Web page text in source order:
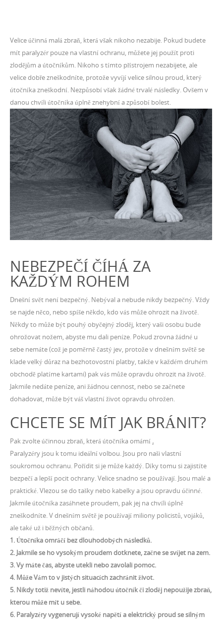
Velice účinná malá zbraň, která však nikoho nezabije. Pokud budete
mít paralyzér pouze na vlastní ochranu, můžete jej použít proti
zlodějům a útočníkům. Nikoho s tímto přístrojem nezabijete, ale
velice dobře zneškodníte, protože vyvíjí velice silnou proud, který
útočníka zneškodní. Nezpůsobí však žádné trvalé následky. Ovšem v
danou chvíli útočníka úplně znehybní a způsobí bolest.
NEBEZPEČÍ ČÍHÁ ZA
KAŽDÝM ROHEM
Dnešní svět není bezpečný. Nebýval a nebude nikdy bezpečný. Vždy
se najde něco, nebo spíše někdo, kdo vás může ohrozit na životě.
Někdy to může být pouhý obyčejný zloděj, který vaši osobu bude
ohrožovat nožem, abyste mu dali peníze. Pokud zrovna žádné u
sebe nemáte (což je poměrně častý jev, protože v dnešním světě se
klade velký důraz na bezhotovostní platby, takže v každém druhém
obchodě platíme kartami) pak vás může opravdu ohrozit na životě.
Jakmile nedáte peníze, ani žádnou cennost, nebo se začnete
dohadovat, může být váš vlastní život opravdu ohrožen.
CHCETE SE MÍT JAK BRÁNIT?
Pak zvolte účinnou zbraň, která útočníka omámí .
Paralyzéry jsou k tomu ideální volbou. Jsou pro naši vlastní
soukromou ochranu. Pořídit si je může každý. Díky tomu si zajistíte
bezpečí a lepší pocit ochrany. Velice snadno se používají. Jsou malé a
praktické. Vlezou se do tašky nebo kabelky a jsou opravdu účinné.
Jakmile útočníka zasáhnete proudem, pak jej na chvíli úplně
zneškodníte. V dnešním světě je používají miliony policistů, vojáků,
ale také už i běžných občanů.
1.Útočníka omráčí bez dlouhodobých následků.
2. Jakmile se ho vysokým proudem dotknete, začne se svíjet na zem.
3.Vy máte čas, abyste utekli nebo zavolali pomoc.
4. Může Vám to v jistých situacích zachránit život.
5. Nikdy totiž nevíte, jestli náhodou útočník či zloděj nepoužije zbraň,
kterou může mít u sebe.
6. Paralyzéry vygenerují vysoké napětí a elektrický proud se silným